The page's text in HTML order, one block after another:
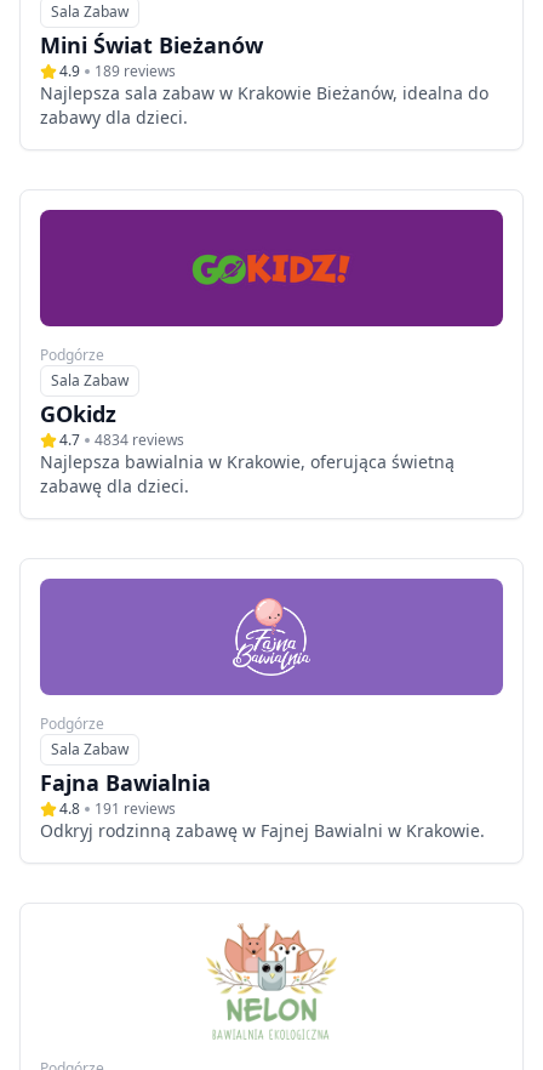
Typ
Sala Zabaw
Mini Świat Bieżanów
4.9 189 reviews
Najlepsza sala zabaw w Krakowie Bieżanów, idealna do
zabawy dla dzieci.
Podgórze
Typ
Sala Zabaw
GOkidz
4.7 4834 reviews
Najlepsza bawialnia w Krakowie, oferująca świetną
zabawę dla dzieci.
Podgórze
Typ
Sala Zabaw
Fajna Bawialnia
4.8 191 reviews
Odkryj rodzinną zabawę w Fajnej Bawialni w Krakowie.